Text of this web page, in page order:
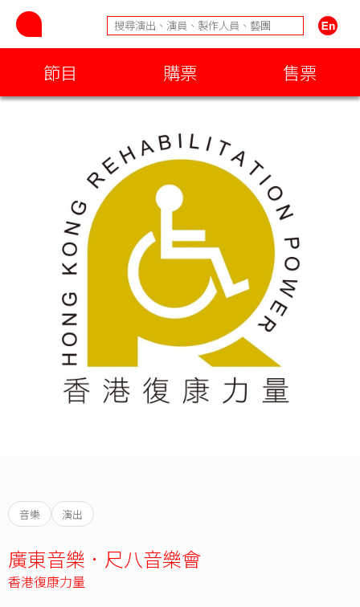
節目 購票 售票
音樂 演出
廣東音樂．尺八音樂會
香港復康力量